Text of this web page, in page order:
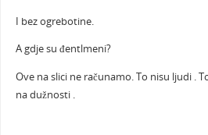
I bez ogrebotine.
A gdje su đentlmeni?
Ove na slici ne računamo. To nisu ljudi .
na dužnosti .